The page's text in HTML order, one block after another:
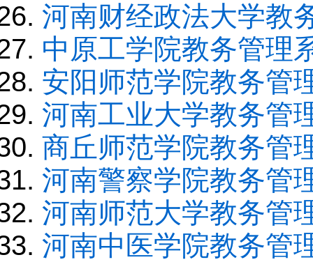
河南财经政法大学教
中原工学院教务管理
安阳师范学院教务管
河南工业大学教务管
商丘师范学院教务管
河南警察学院教务管
河南师范大学教务管
河南中医学院教务管